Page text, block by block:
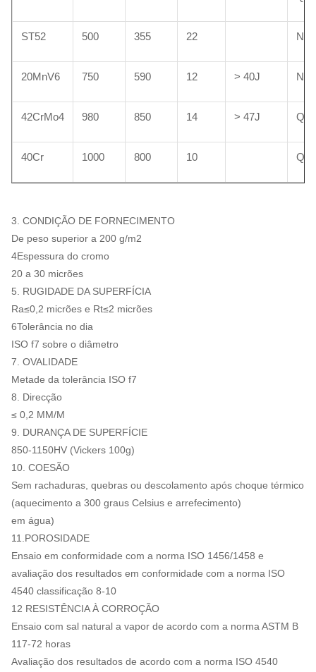
ST52 500 355 22
20MnV6 750 590 12 > 40J
42CrMo4 980 850 14 > 47J Q +
40Cr 1000 800 10 Q +
3. CONDIÇÃO DE FORNECIMENTO
De peso superior a 200 g/m2
4Espessura do cromo
20 a 30 micrões
5. RUGIDADE DA SUPERFÍCIA
Ra≤0,2 micrões e Rt≤2 micrões
6Tolerância no dia
ISO f7 sobre o diâmetro
7. OVALIDADE
Metade da tolerância ISO f7
8. Direcção
≤ 0,2 MM/M
9. DURANÇA DE SUPERFÍCIE
850-1150HV (Vickers 100g)
10. COESÃO
Sem rachaduras, quebras ou descolamento após choque térmico
(aquecimento a 300 graus Celsius e arrefecimento)
em água)
11.POROSIDADE
Ensaio em conformidade com a norma ISO 1456/1458 e
avaliação dos resultados em conformidade com a norma ISO
4540 classificação 8-10
12 RESISTÊNCIA À CORROÇÃO
Ensaio com sal natural a vapor de acordo com a norma ASTM B
117-72 horas
Avaliação dos resultados de acordo com a norma ISO 4540